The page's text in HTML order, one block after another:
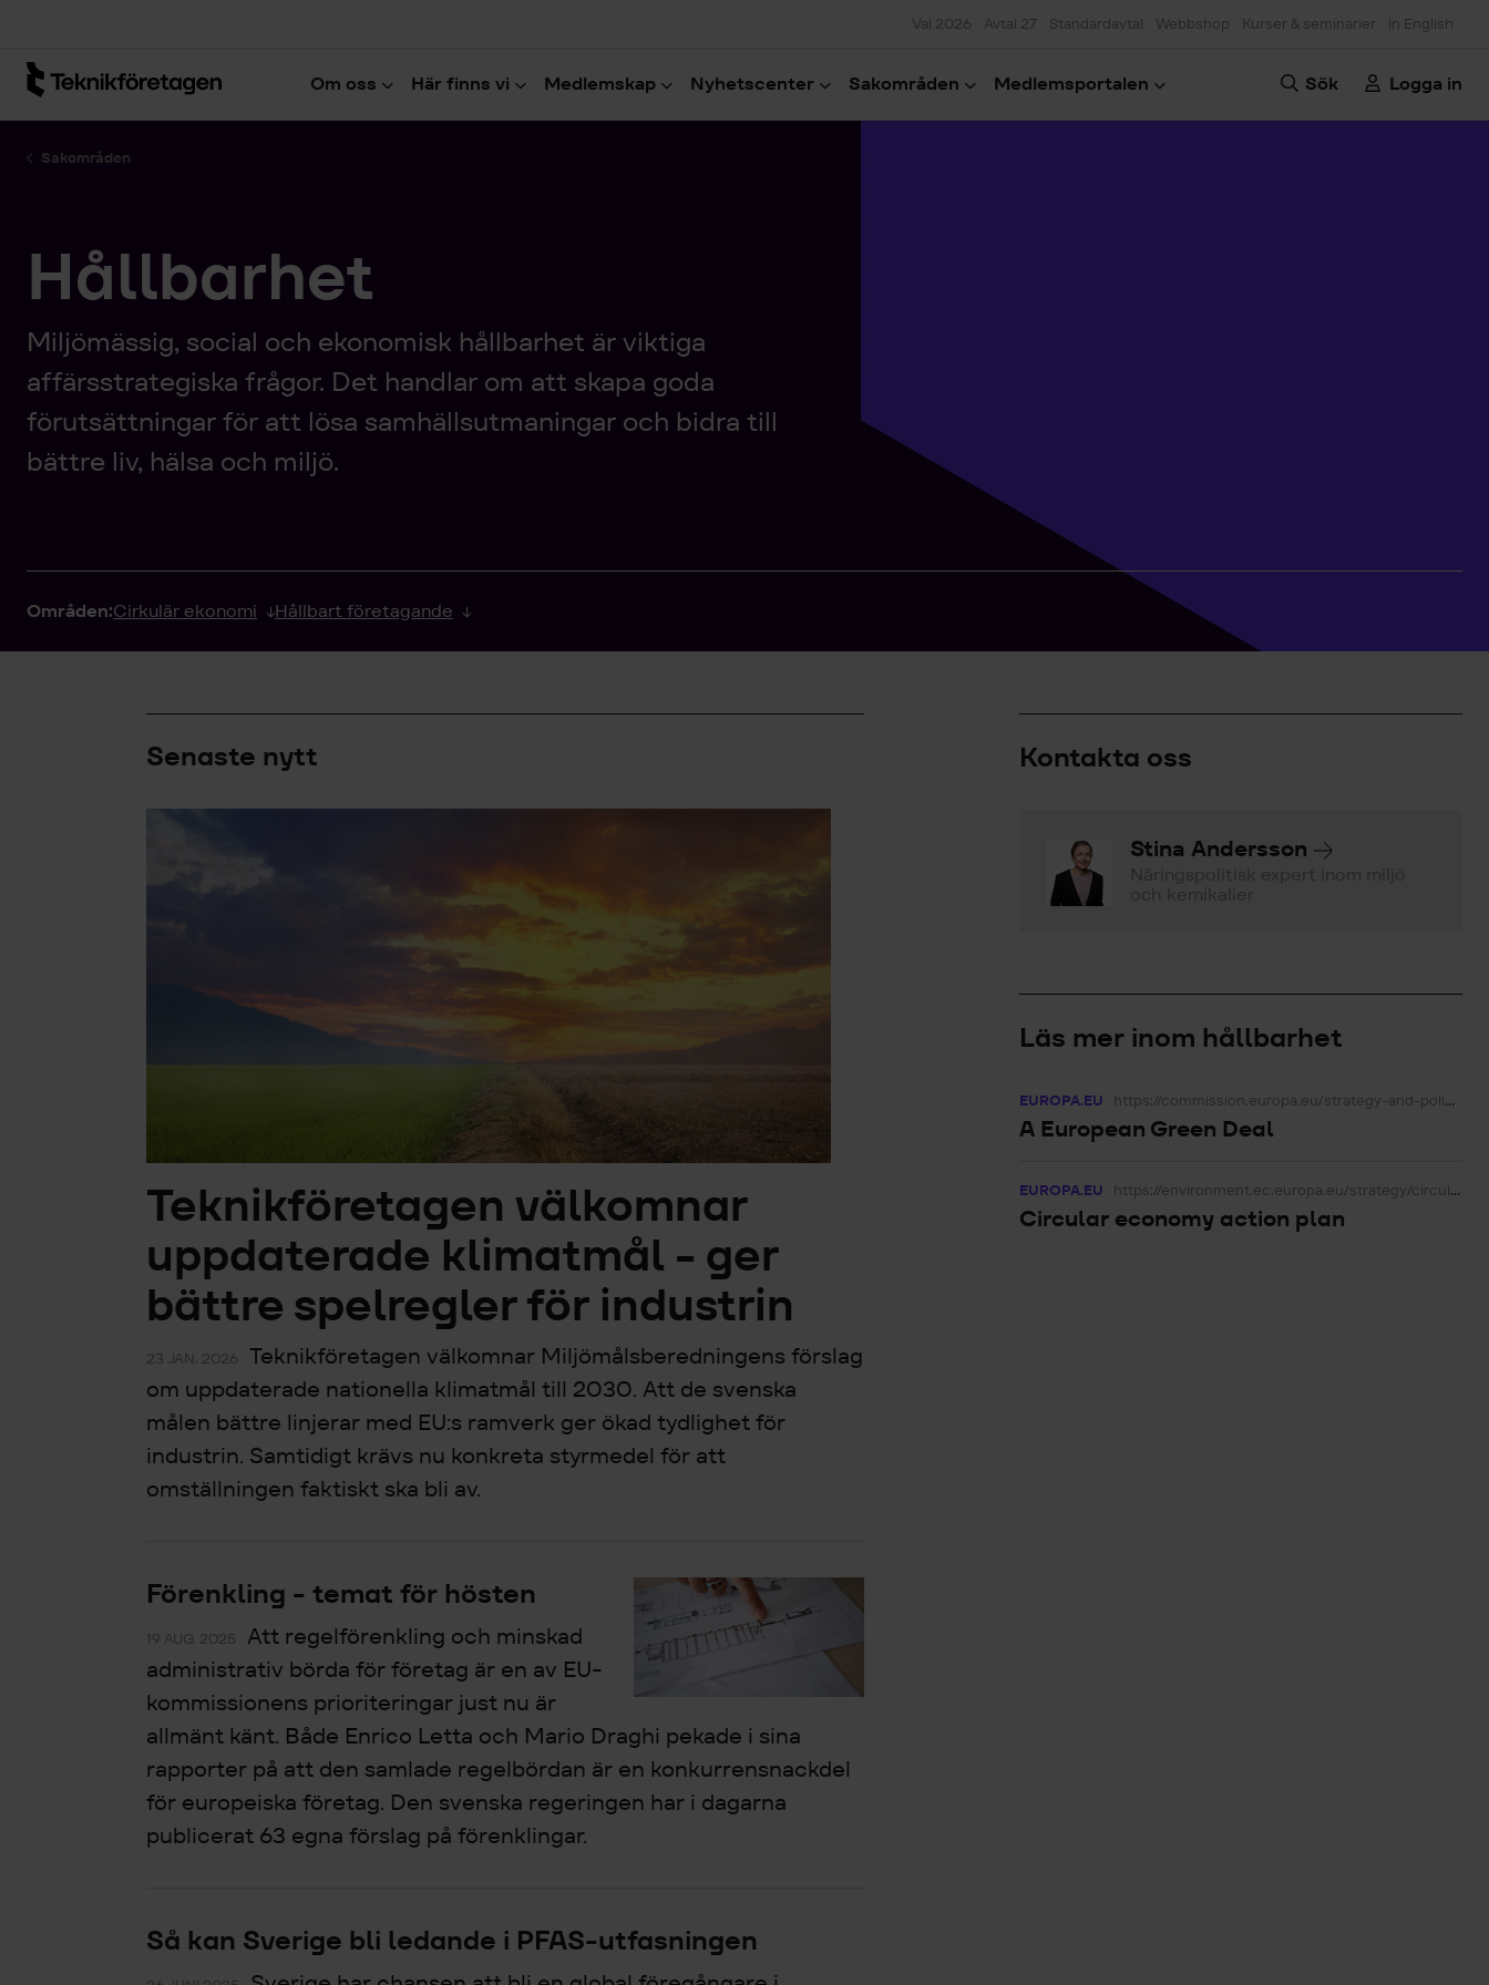
Val 2026 Avtal 27 Standardavtal Webbshop Kurser & seminarier In English
Om oss Här finns vi Medlemskap Nyhetscenter Sakområden Medlemsportalen Sök Logga in
Sakområden
Hållbarhet
Miljömässig, social och ekonomisk hållbarhet är viktiga
affärsstrategiska frågor. Det handlar om att skapa goda
förutsättningar för att lösa samhällsutmaningar och bidra till
bättre liv, hälsa och miljö.
Områden:Cirkulär ekonomi Hållbart företagande
Senaste nytt
Teknikföretagen välkomnar
uppdaterade klimatmål - ger
bättre spelregler för industrin
23 JAN. 2026
Teknikföretagen välkomnar Miljömålsberedningens förslag
om uppdaterade nationella klimatmål till 2030. Att de svenska
målen bättre linjerar med EU:s ramverk ger ökad tydlighet för
industrin. Samtidigt krävs nu konkreta styrmedel för att
omställningen faktiskt ska bli av.
Förenkling - temat för hösten
19 AUG. 2025
Att regelförenkling och minskad
administrativ börda för företag är en av EU-
kommissionens prioriteringar just nu är
allmänt känt. Både Enrico Letta och Mario Draghi pekade i sina
rapporter på att den samlade regelbördan är en konkurrensnackdel
för europeiska företag. Den svenska regeringen har i dagarna
publicerat 63 egna förslag på förenklingar.
Så kan Sverige bli ledande i PFAS-utfasningen
Kontakta oss
Stina Andersson
Näringspolitisk expert inom miljö
och kemikalier
Läs mer inom hållbarhet
EUROPA.EU https://commission.europa.eu/strategy-and-policy/priorities-2019-2024/european-green-deal_en
A European Green Deal
EUROPA.EU https://environment.ec.europa.eu/strategy/circular-economy-action-plan_en
Circular economy action plan